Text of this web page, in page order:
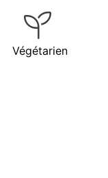
Végétarien